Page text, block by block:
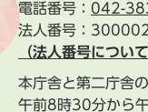
電話番号： 042-
法人番号：
（法人番号について
本庁舎と第二庁舎
午前8時30分から